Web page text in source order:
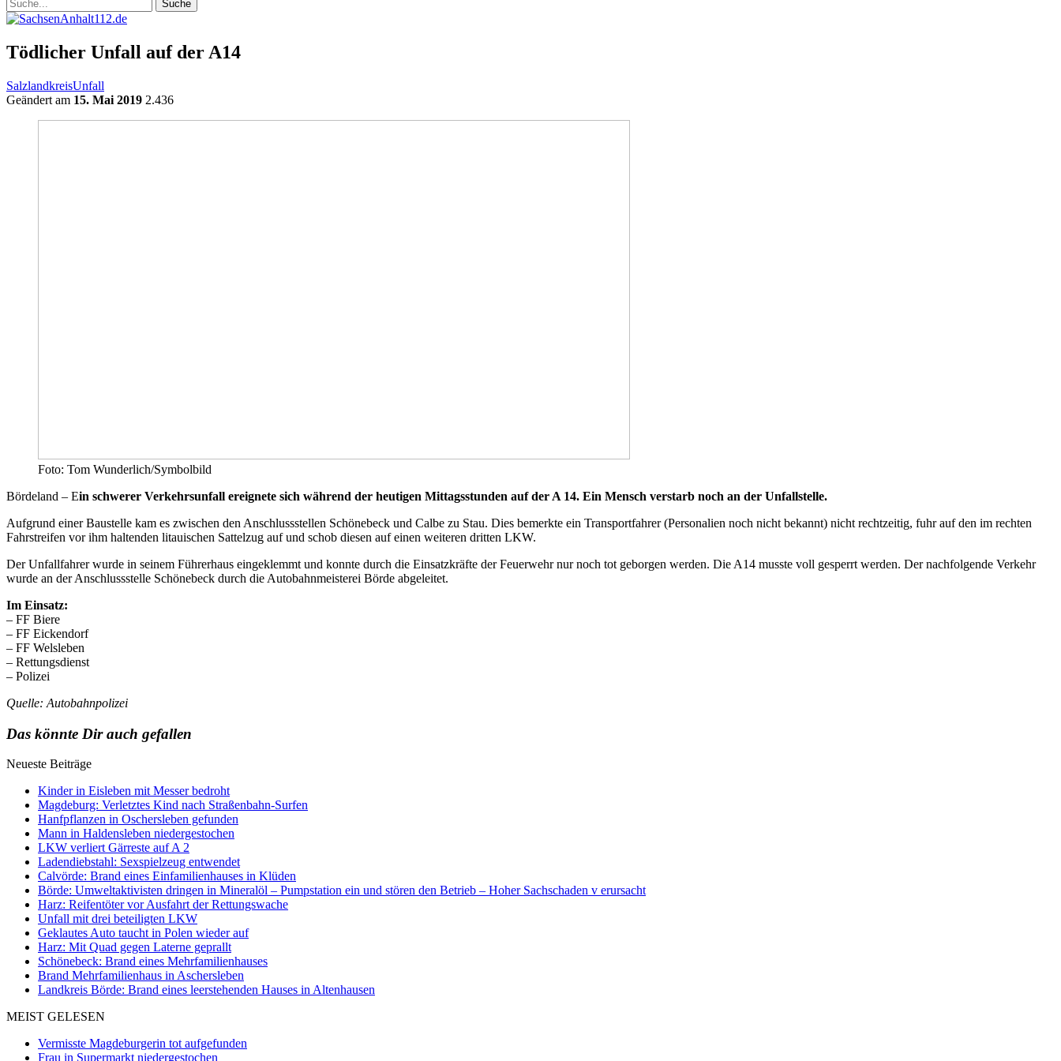
Tödlicher Unfall auf der A14
SalzlandkreisUnfall
Geändert am 15. Mai 2019 2.436
Foto: Tom Wunderlich/Symbolbild
Bördeland – Ein schwerer Verkehrsunfall ereignete sich während der heutigen Mittagsstunden auf der A 14. Ein Mensch verstarb noch an der Unfallstelle.
Aufgrund einer Baustelle kam es zwischen den Anschlussstellen Schönebeck und Calbe zu Stau. Dies bemerkte ein Transportfahrer (Personalien noch nicht bekannt) nicht rechtzeitig, fuhr auf den im rechten
Fahrstreifen vor ihm haltenden litauischen Sattelzug auf und schob diesen auf einen weiteren dritten LKW.
Der Unfallfahrer wurde in seinem Führerhaus eingeklemmt und konnte durch die Einsatzkräfte der Feuerwehr nur noch tot geborgen werden. Die A14 musste voll gesperrt werden. Der nachfolgende Verkehr
wurde an der Anschlussstelle Schönebeck durch die Autobahnmeisterei Börde abgeleitet.
Im Einsatz:
– FF Biere
– FF Eickendorf
– FF Welsleben
– Rettungsdienst
– Polizei
Quelle: Autobahnpolizei
Das könnte Dir auch gefallen
Neueste Beiträge
Kinder in Eisleben mit Messer bedroht
Magdeburg: Verletztes Kind nach Straßenbahn-Surfen
Hanfpflanzen in Oschersleben gefunden
Mann in Haldensleben niedergestochen
LKW verliert Gärreste auf A 2
Ladendiebstahl: Sexspielzeug entwendet
Calvörde: Brand eines Einfamilienhauses in Klüden
Börde: Umweltaktivisten dringen in Mineralöl – Pumpstation ein und stören den Betrieb – Hoher Sachschaden v erursacht
Harz: Reifentöter vor Ausfahrt der Rettungswache
Unfall mit drei beteiligten LKW
Geklautes Auto taucht in Polen wieder auf
Harz: Mit Quad gegen Laterne geprallt
Schönebeck: Brand eines Mehrfamilienhauses
Brand Mehrfamilienhaus in Aschersleben
Landkreis Börde: Brand eines leerstehenden Hauses in Altenhausen
MEIST GELESEN
Vermisste Magdeburgerin tot aufgefunden
Frau in Supermarkt niedergestochen